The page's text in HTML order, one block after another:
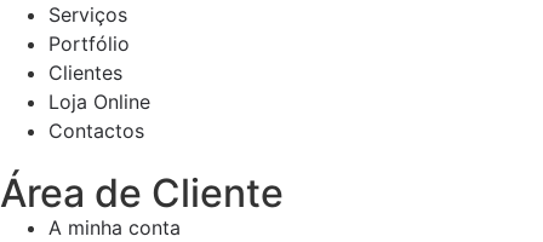
Serviços
Portfólio
Clientes
Loja Online
Contactos
Área de Cliente
A minha conta